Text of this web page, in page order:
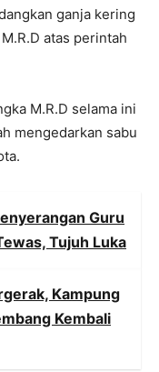
ganja kering
atas perintah
M.R.D selama ini
mengedarkan sabu
Guru
Tujuh Luka
Kampung
Kembali